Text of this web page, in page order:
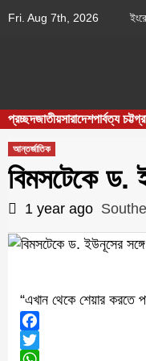
Fri. Aug 7th, 2026
Asia
প্রচ্ছদজাতীয়সারাদেশপার্বত্য
আন্তর্জাতিক
বিমসটেকে ড.
1 year ago
“এখান থেকে শেয়ার করতে
Facebook